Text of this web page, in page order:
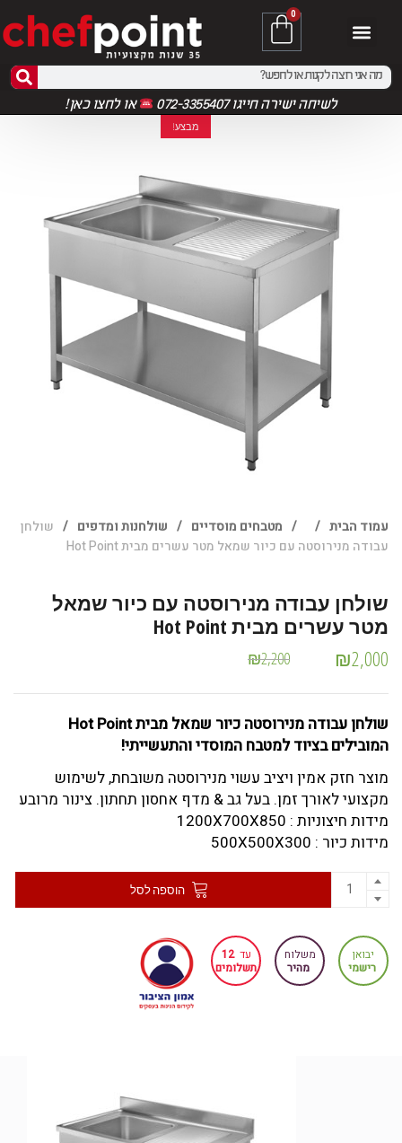
0
לשיחה ישירה חייגו 072-3355407 אולחצו כאן!
מבצע!
עמוד הבית /
/ מטבחים מוסדיים / שולחנות ומדפים / שולחן
עבודה מנירוסטה עם כיור שמאל מטר עשרים מבית Hot Point
שולחן עבודה מנירוסטה עם כיור שמאל
מטר עשרים מבית Hot Point
₪2,200 ₪2,000
שולחן עבודה מנירוסטה כיור שמאל מבית Hot Point
המובילים בציוד למטבח המוסדי והתעשייתי!
מוצר חזק אמין ויציב עשוי מנירוסטה משובחת, לשימוש
מקצועי לאורך זמן. בעל גב & מדף אחסון תחתון. צינור מרובע
מידות חיצוניות : 1200X700X850
מידות כיור : 500X500X300
הוספה לסל
יבואן
רישמי
משלוח
מהיר
עד 12
תשלומים